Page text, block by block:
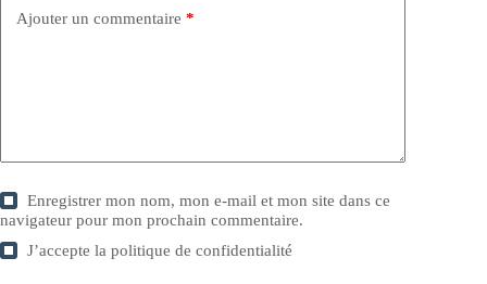
Ajouter un commentaire *
Enregistrer mon nom, mon e-mail et mon site dans ce
navigateur pour mon prochain commentaire.
J’accepte lapolitique de confidentialité